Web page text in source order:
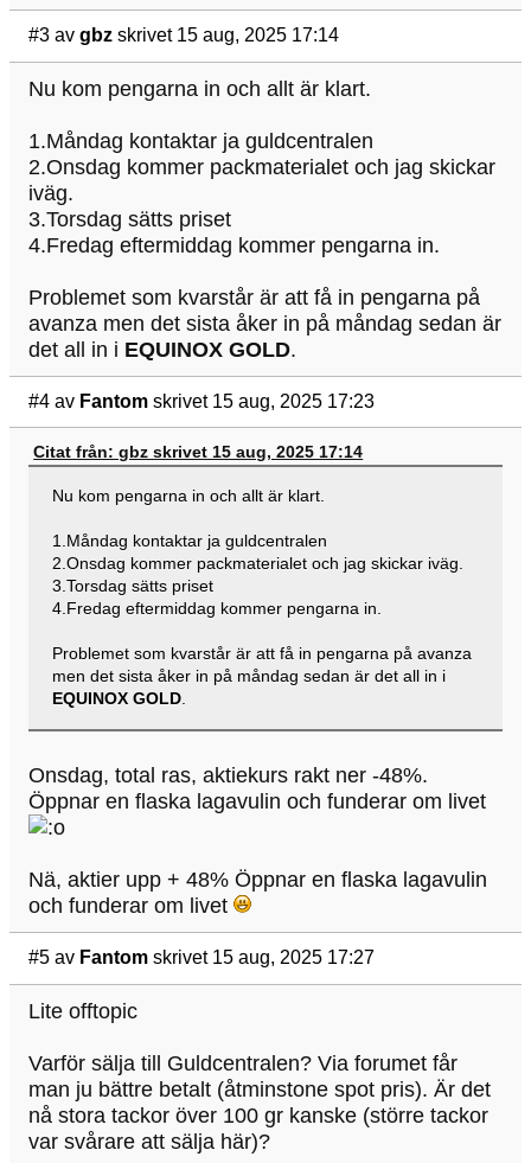
#3 av gbz skrivet 15 aug, 2025 17:14
Nu kom pengarna in och allt är klart.
1.Måndag kontaktar ja guldcentralen
2.Onsdag kommer packmaterialet och jag skickar
iväg.
3.Torsdag sätts priset
4.Fredag eftermiddag kommer pengarna in.
Problemet som kvarstår är att få in pengarna på
avanza men det sista åker in på måndag sedan är
det all in i EQUINOX GOLD.
#4 av Fantom skrivet 15 aug, 2025 17:23
Citat från: gbz skrivet 15 aug, 2025 17:14
Nu kom pengarna in och allt är klart.
1.Måndag kontaktar ja guldcentralen
2.Onsdag kommer packmaterialet och jag skickar iväg.
3.Torsdag sätts priset
4.Fredag eftermiddag kommer pengarna in.
Problemet som kvarstår är att få in pengarna på avanza
men det sista åker in på måndag sedan är det all in i
EQUINOX GOLD.
Onsdag, total ras, aktiekurs rakt ner -48%.
Öppnar en flaska lagavulin och funderar om livet
Nä, aktier upp + 48% Öppnar en flaska lagavulin
och funderar om livet
#5 av Fantom skrivet 15 aug, 2025 17:27
Lite offtopic
Varför sälja till Guldcentralen? Via forumet får
man ju bättre betalt (åtminstone spot pris). Är det
nå stora tackor över 100 gr kanske (större tackor
var svårare att sälja här)?